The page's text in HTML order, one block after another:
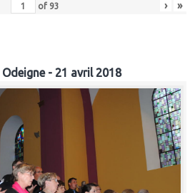
of 93 › »
- 21 avril 2018